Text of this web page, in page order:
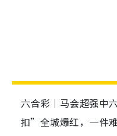
六合彩｜马会超强中
扣”全城爆红，一件